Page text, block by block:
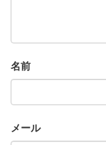
名前
メール